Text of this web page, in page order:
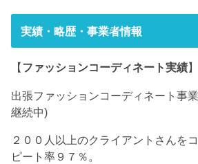
実績・略歴・事業者情報
【 ファッションコーディネート実績】
出張ファッションコーディネート事
継続中)
２００人以上のクライアントさんを
ピート率９７％。